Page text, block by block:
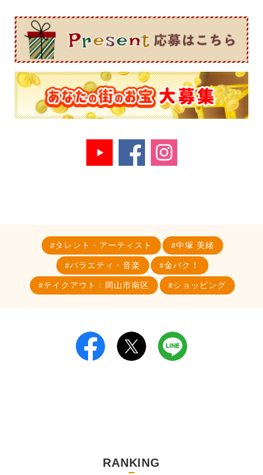
タレント・アーティスト 中塚 美緒
バラエティ・音楽 金バク！
テイクアウト：岡山市南区 ショッピング
RANKING